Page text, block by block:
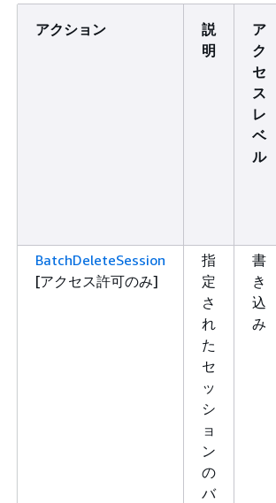
アクション
説
明
ア
ク
セ
ス
レ
ベ
ル
BatchDeleteSession
[アクセス許可のみ]
指
定
さ
れ
た
セ
ッ
シ
ョ
ン
の
バ
書
き
込
み